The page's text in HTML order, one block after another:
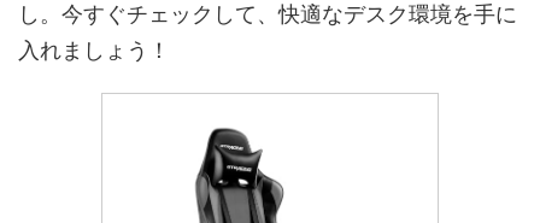
し。今すぐチェックして、快適なデスク環境を手に
入れましょう！